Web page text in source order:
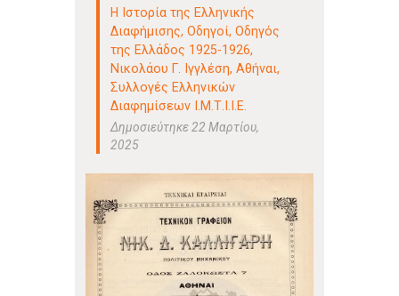
Η Ιστορία της Ελληνικής
Διαφήμισης,Οδηγοί,Οδηγός
της Ελλάδος 1925-1926,
Νικολάου Γ. Ιγγλέση, Αθήναι,
Συλλογές Ελληνικών
Διαφημίσεων Ι.Μ.Τ.Ι.Ι.Ε.
Δημοσιεύτηκε 22 Μαρτίου,
2025